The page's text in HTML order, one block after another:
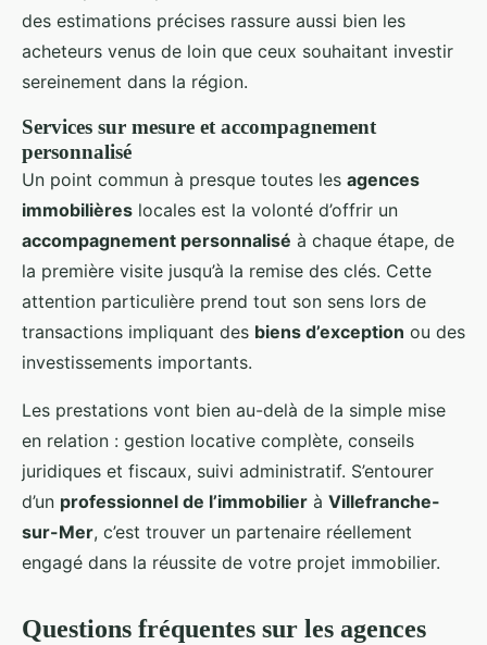
des estimations précises rassure aussi bien les
acheteurs venus de loin que ceux souhaitant investir
sereinement dans la région.
Services sur mesure et accompagnement
personnalisé
Un point commun à presque toutes les agences
immobilières locales est la volonté d’offrir un
accompagnement personnalisé à chaque étape, de
la première visite jusqu’à la remise des clés. Cette
attention particulière prend tout son sens lors de
transactions impliquant des biens d’exception ou des
investissements importants.
Les prestations vont bien au-delà de la simple mise
en relation : gestion locative complète, conseils
juridiques et fiscaux, suivi administratif. S’entourer
d’un professionnel de l’immobilier à Villefranche-
sur-Mer, c’est trouver un partenaire réellement
engagé dans la réussite de votre projet immobilier.
Questions fréquentes sur les agences